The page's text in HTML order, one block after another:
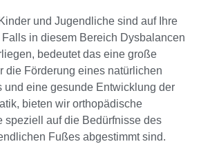
und Jugendliche sind auf Ihre
in diesem Bereich Dysbalancen
bedeutet das eine große
die Förderung eines natürlichen
und eine gesunde Entwicklung der
bieten wir orthopädische
speziell auf die Bedürfnisse des
Fußes abgestimmt sind.